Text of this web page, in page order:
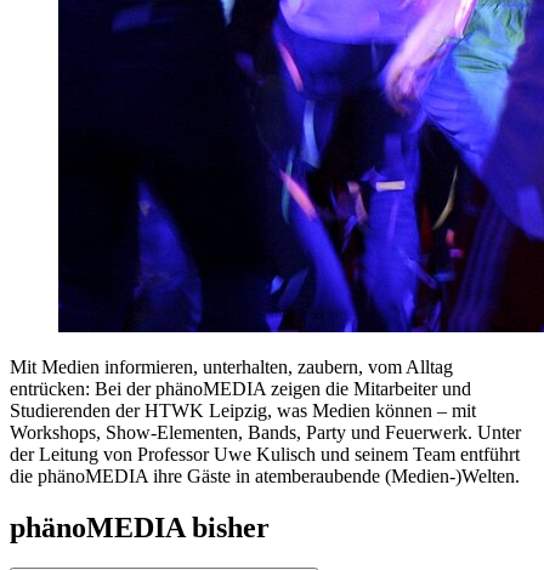
Mit Medien informieren, unterhalten, zaubern, vom Alltag
entrücken: Bei der phänoMEDIA zeigen die Mitarbeiter und
Studierenden der HTWK Leipzig, was Medien können – mit
Workshops, Show-Elementen, Bands, Party und Feuerwerk. Unter
der Leitung von Professor Uwe Kulisch und seinem Team entführt
die phänoMEDIA ihre Gäste in atemberaubende (Medien-)Welten.
phänoMEDIA bisher